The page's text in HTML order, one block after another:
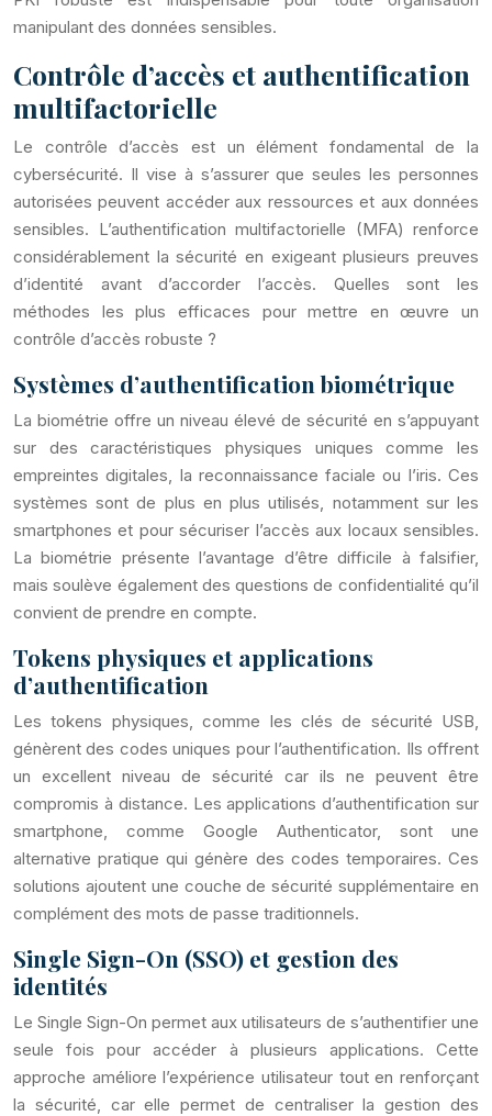
manipulant des données sensibles.
Contrôle d’accès et authentification
multifactorielle
Le contrôle d’accès est un élément fondamental de la
cybersécurité. Il vise à s’assurer que seules les personnes
autorisées peuvent accéder aux ressources et aux données
sensibles. L’authentification multifactorielle (MFA) renforce
considérablement la sécurité en exigeant plusieurs preuves
d’identité avant d’accorder l’accès. Quelles sont les
méthodes les plus efficaces pour mettre en œuvre un
contrôle d’accès robuste ?
Systèmes d’authentification biométrique
La biométrie offre un niveau élevé de sécurité en s’appuyant
sur des caractéristiques physiques uniques comme les
empreintes digitales, la reconnaissance faciale ou l’iris. Ces
systèmes sont de plus en plus utilisés, notamment sur les
smartphones et pour sécuriser l’accès aux locaux sensibles.
La biométrie présente l’avantage d’être difficile à falsifier,
mais soulève également des questions de confidentialité qu’il
convient de prendre en compte.
Tokens physiques et applications
d’authentification
Les tokens physiques, comme les clés de sécurité USB,
génèrent des codes uniques pour l’authentification. Ils offrent
un excellent niveau de sécurité car ils ne peuvent être
compromis à distance. Les applications d’authentification sur
smartphone, comme Google Authenticator, sont une
alternative pratique qui génère des codes temporaires. Ces
solutions ajoutent une couche de sécurité supplémentaire en
complément des mots de passe traditionnels.
Single Sign-On (SSO) et gestion des
identités
Le Single Sign-On permet aux utilisateurs de s’authentifier une
seule fois pour accéder à plusieurs applications. Cette
approche améliore l’expérience utilisateur tout en renforçant
la sécurité, car elle permet de centraliser la gestion des